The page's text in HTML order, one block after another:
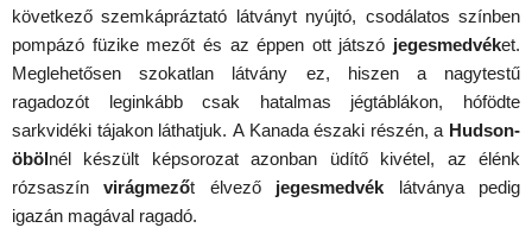
következő szemkápráztató látványt nyújtó, csodálatos színben
pompázó füzike mezőt és az éppen ott játszó jegesmedvéket.
Meglehetősen szokatlan látvány ez, hiszen a nagytestű
ragadozót leginkább csak hatalmas jégtáblákon, hófödte
sarkvidéki tájakon láthatjuk. A Kanada északi részén, a Hudson-
öböl nél készült képsorozat azonban üdítő kivétel, az élénk
rózsaszínvirágmezőt élvező jegesmedvék látványa pedig
igazán magával ragadó.